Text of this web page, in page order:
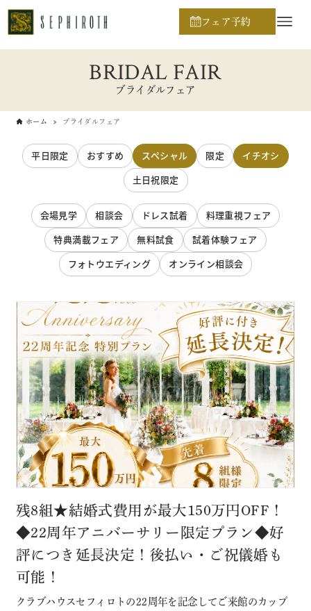
フェア予約
BRIDAL FAIR
ブライダルフェア
ホーム ブライダルフェア
平日限定 おすすめ スペシャル 限定
イチオシ
土日祝限定
会場見学 相談会 ドレス試着
料理重視フェア
特典満載フェア
無料試食
試着体験フェア
フォトウエディング
オンライン相談会
残8組★結婚式費用が最大150万円OFF！
◆22周年アニバーサリー限定プラン◆好
評につき延長決定！後払い・ご祝儀婚も
可能！
クラブハウスセフィロトの22周年を記念してご来館のカップ